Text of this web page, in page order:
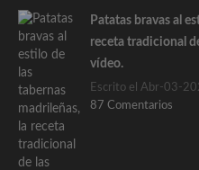
Patatas bravas al
receta tradicional
vídeo.
Escrito el Abr-03-
87 Comentarios